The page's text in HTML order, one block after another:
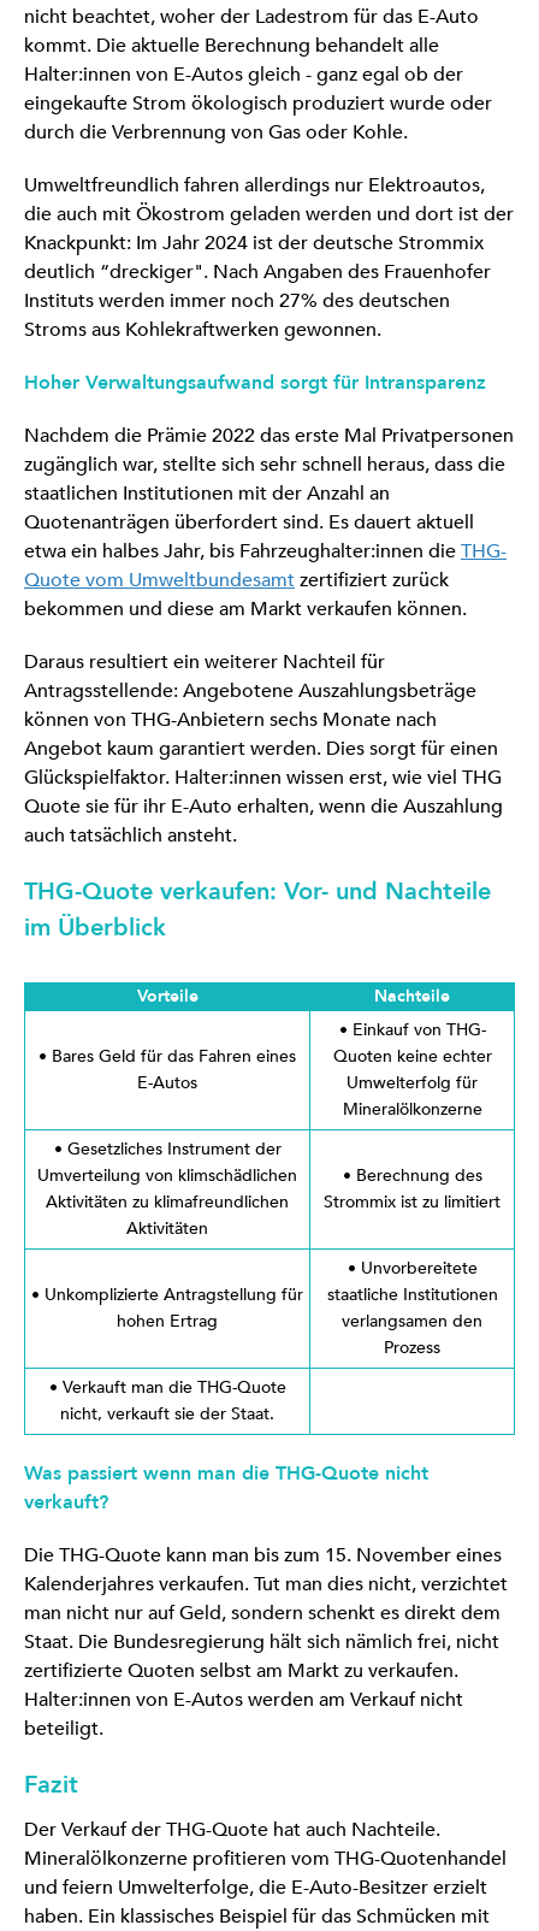
nicht beachtet, woher der Ladestrom für das E-Auto
kommt. Die aktuelle Berechnung behandelt alle
Halter:innen von E-Autos gleich - ganz egal ob der
eingekaufte Strom ökologisch produziert wurde oder
durch die Verbrennung von Gas oder Kohle.
Umweltfreundlich fahren allerdings nur Elektroautos,
die auch mit Ökostrom geladen werden und dort ist der
Knackpunkt: Im Jahr 2024 ist der deutsche Strommix
deutlich “dreckiger". Nach Angaben des Frauenhofer
Instituts werden immer noch 27% des deutschen
Stroms aus Kohlekraftwerken gewonnen.
Hoher Verwaltungsaufwand sorgt für Intransparenz
Nachdem die Prämie 2022 das erste Mal Privatpersonen
zugänglich war, stellte sich sehr schnell heraus, dass die
staatlichen Institutionen mit der Anzahl an
Quotenanträgen überfordert sind. Es dauert aktuell
etwa ein halbes Jahr, bis Fahrzeughalter:innen dieTHG-
Quote vom Umweltbundesamtzertifiziert zurück
bekommen und diese am Markt verkaufen können.
Daraus resultiert ein weiterer Nachteil für
Antragsstellende: Angebotene Auszahlungsbeträge
können von THG-Anbietern sechs Monate nach
Angebot kaum garantiert werden. Dies sorgt für einen
Glückspielfaktor. Halter:innen wissen erst, wie viel THG
Quote sie für ihr E-Auto erhalten, wenn die Auszahlung
auch tatsächlich ansteht.
THG-Quote verkaufen: Vor- und Nachteile
im Überblick
Vorteile Nachteile
• Bares Geld für das Fahren eines
E-Autos
• Einkauf von THG-
Quoten keine echter
Umwelterfolg für
Mineralölkonzerne
• Gesetzliches Instrument der
Umverteilung von klimschädlichen
Aktivitäten zu klimafreundlichen
Aktivitäten
• Berechnung des
Strommix ist zu limitiert
• Unkomplizierte Antragstellung für
hohen Ertrag
• Unvorbereitete
staatliche Institutionen
verlangsamen den
Prozess
• Verkauft man die THG-Quote
nicht, verkauft sie der Staat.
Was passiert wenn man die THG-Quote nicht
verkauft?
Die THG-Quote kann man bis zum 15. November eines
Kalenderjahres verkaufen. Tut man dies nicht, verzichtet
man nicht nur auf Geld, sondern schenkt es direkt dem
Staat. Die Bundesregierung hält sich nämlich frei, nicht
zertifizierte Quoten selbst am Markt zu verkaufen.
Halter:innen von E-Autos werden am Verkauf nicht
beteiligt.
Fazit
Der Verkauf der THG-Quote hat auch Nachteile.
Mineralölkonzerne profitieren vom THG-Quotenhandel
und feiern Umwelterfolge, die E-Auto-Besitzer erzielt
haben. Ein klassisches Beispiel für das Schmücken mit